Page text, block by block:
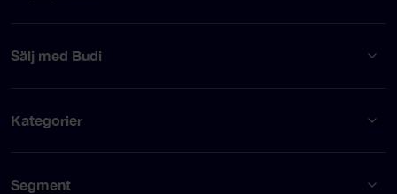
Sälj med Budi
Kategorier
Segment